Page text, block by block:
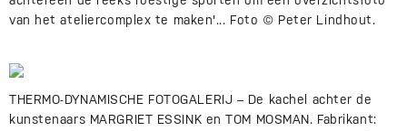
van het ateliercomplex te maken'... Foto © Peter Lindhout.
THERMO-DYNAMISCHE FOTOGALERIJ – De kachel achter de
kunstenaars MARGRIET ESSINK en TOM MOSMAN. Fabrikant: